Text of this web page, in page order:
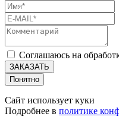
Соглашаюсь на
ЗАКАЗАТЬ
Понятно
Сайт использует куки
Подробнее в политике